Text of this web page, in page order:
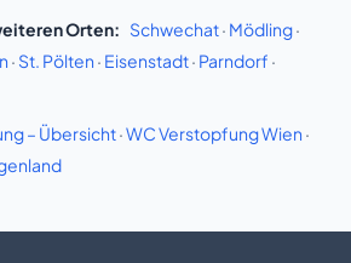
Orten: Schwechat· Mödling·
· St. Pölten · Eisenstadt· Parndorf ·
– Übersicht·WC Verstopfung Wien ·